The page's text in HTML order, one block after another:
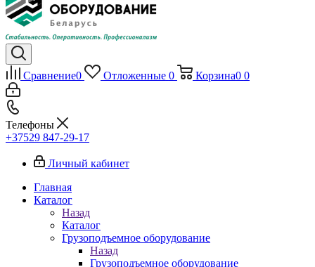
Сравнение0 Отложенные 0 Корзина0 0
Телефоны
+37529 847-29-17‬
Личный кабинет
Главная
Каталог
Назад
Каталог
Грузоподъемное оборудование
Назад
Грузоподъемное оборудование